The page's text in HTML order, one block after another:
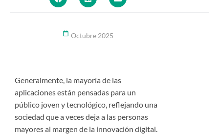
Octubre 2025
Generalmente, la mayoría de las
aplicaciones están pensadas para un
público joven y tecnológico, reflejando una
sociedad que a veces deja a las personas
mayores al margen de la innovación digital.